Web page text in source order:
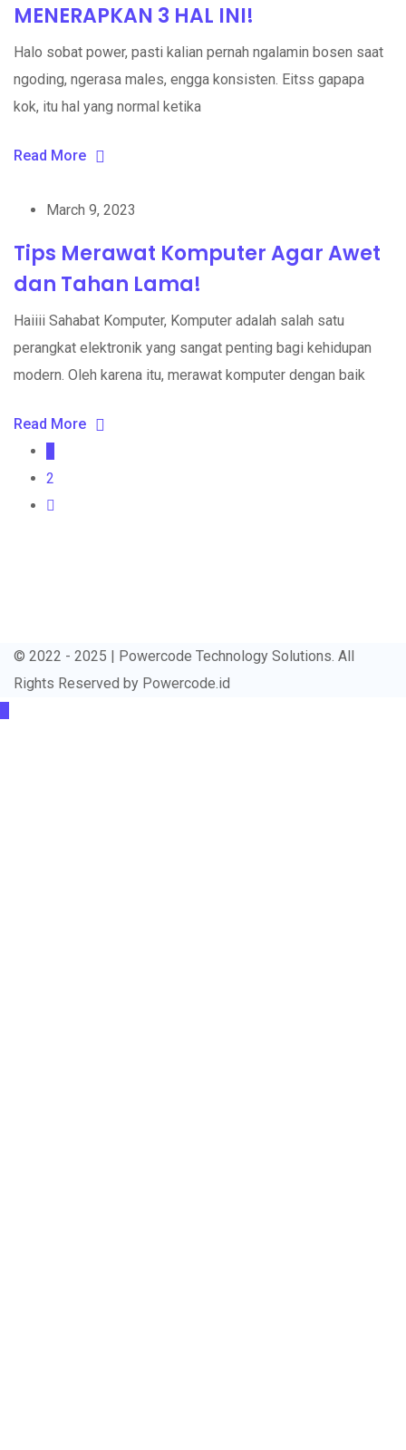
MENERAPKAN 3 HAL INI!
Halo sobat power, pasti kalian pernah ngalamin bosen saat
ngoding, ngerasa males, engga konsisten. Eitss gapapa
kok, itu hal yang normal ketika
Read More
March 9, 2023
Tips Merawat Komputer Agar Awet
dan Tahan Lama!
Haiiii Sahabat Komputer, Komputer adalah salah satu
perangkat elektronik yang sangat penting bagi kehidupan
modern. Oleh karena itu, merawat komputer dengan baik
Read More
2
© 2022 - 2025 | Powercode Technology Solutions. All
Rights Reserved by Powercode.id